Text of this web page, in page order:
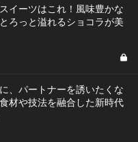
イーツはこれ！風味豊かな
ろっと溢れるショコラが美
、パートナーを誘いたくな
材や技法を融合した新時代